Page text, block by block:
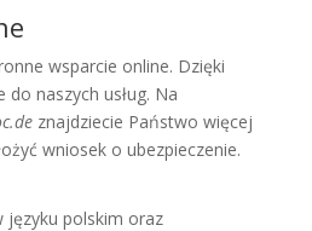
wsparcie online. Dzięki
naszych usług. Na
znajdziecie Państwo więcej
wniosek o ubezpieczenie.
języku polskim oraz